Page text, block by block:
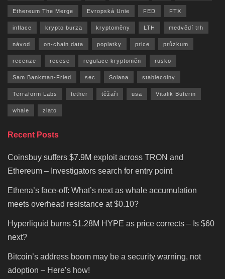
Ethereum The Merge Evropská Unie FED FTX
inflace krypto burza kryptoměny LTH medvědí trh
návod on-chain data poplatky price průzkum
recenze recese regulace kryptoměn rusko
Sam Bankman-Fried sec Solana stablecoiny
Terraform Labs tether těžaři usa Vitalik Buterin
whale zlato
Recent Posts
Coinsbuy suffers $7.9M exploit across TRON and
Ethereum – Investigators search for entry point
Ethena’s face-off: What’s next as whale accumulation
meets overhead resistance at $0.10?
Hyperliquid burns $1.28M HYPE as price corrects – Is $60
next?
Bitcoin’s address boom may be a security warning, not
adoption – Here’s how!